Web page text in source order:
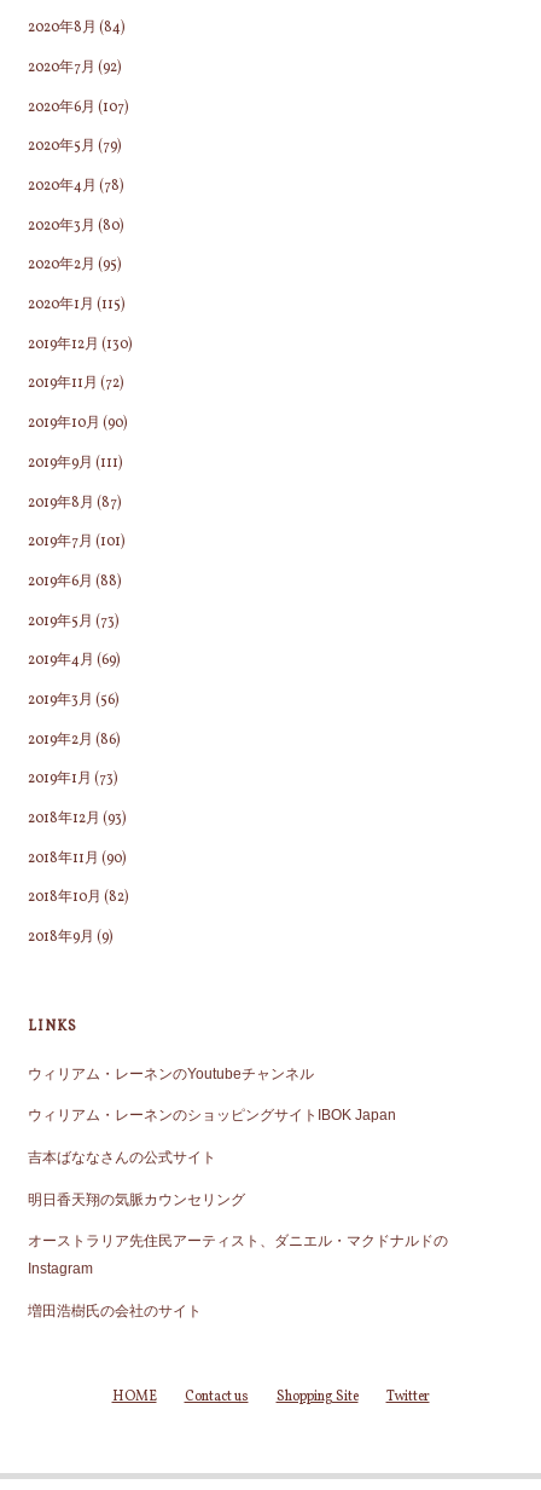
2020年8月 (84)
2020年7月 (92)
2020年6月 (107)
2020年5月 (79)
2020年4月 (78)
2020年3月 (80)
2020年2月 (95)
2020年1月 (115)
2019年12月 (130)
2019年11月 (72)
2019年10月 (90)
2019年9月 (111)
2019年8月 (87)
2019年7月 (101)
2019年6月 (88)
2019年5月 (73)
2019年4月 (69)
2019年3月 (56)
2019年2月 (86)
2019年1月 (73)
2018年12月 (93)
2018年11月 (90)
2018年10月 (82)
2018年9月 (9)
LINKS
ウィリアム・レーネンのYoutubeチャンネル
ウィリアム・レーネンのショッピングサイトIBOK Japan
吉本ばななさんの公式サイト
明日香天翔の気脈カウンセリング
オーストラリア先住民アーティスト、ダニエル・マクドナルドの
Instagram
増田浩樹氏の会社のサイト
HOME Contact us Shopping Site Twitter